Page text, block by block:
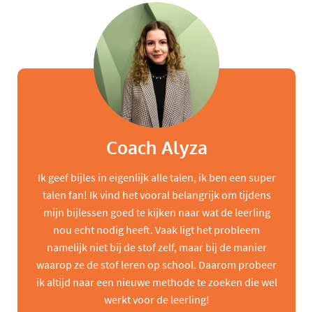
Coach Alyza
Ik geef bijles in eigenlijk alle talen, ik ben een super
talen fan! Ik vind het vooral belangrijk om tijdens
mijn bijlessen goed te kijken naar wat de leerling
nou echt nodig heeft. Vaak ligt het probleem
namelijk niet bij de stof zelf, maar bij de manier
waarop ze de stof leren op school. Daarom probeer
ik altijd naar een nieuwe methode te zoeken die wel
werkt voor de leerling!